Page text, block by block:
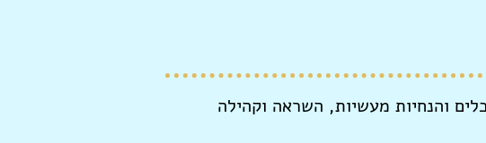
כלים והנחיות מעשיות, השראה וקהילה